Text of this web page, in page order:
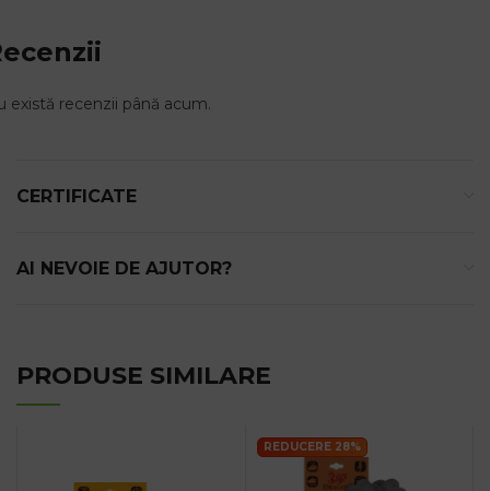
există recenzii până acum.
CERTIFICATE
AI NEVOIE DE AJUTOR?
PRODUSE SIMILARE
REDUCERE 28%